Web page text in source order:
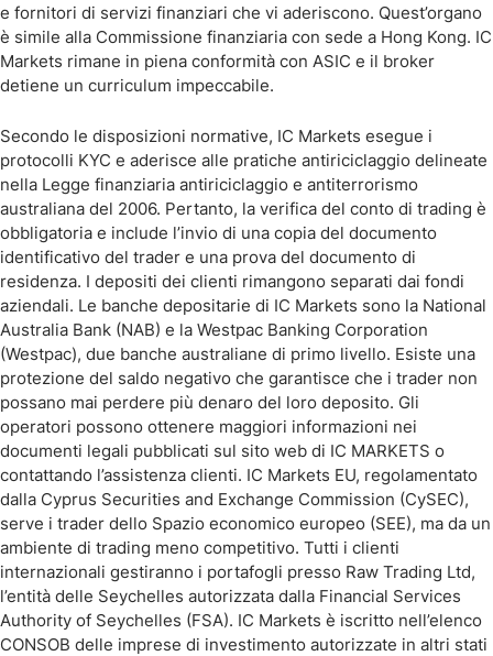
e fornitori di servizi finanziari che vi aderiscono. Quest’organo
è simile alla Commissione finanziaria con sede a Hong Kong. IC
Markets rimane in piena conformità con ASIC e il broker
detiene un curriculum impeccabile.
Secondo le disposizioni normative, IC Markets esegue i
protocolli KYC e aderisce alle pratiche antiriciclaggio delineate
nella Legge finanziaria antiriciclaggio e antiterrorismo
australiana del 2006. Pertanto, la verifica del conto di trading è
obbligatoria e include l’invio di una copia del documento
identificativo del trader e una prova del documento di
residenza. I depositi dei clienti rimangono separati dai fondi
aziendali. Le banche depositarie di IC Markets sono la National
Australia Bank (NAB) e la Westpac Banking Corporation
(Westpac), due banche australiane di primo livello. Esiste una
protezione del saldo negativo che garantisce che i trader non
possano mai perdere più denaro del loro deposito. Gli
operatori possono ottenere maggiori informazioni nei
documenti legali pubblicati sul sito web di IC MARKETS o
contattando l’assistenza clienti. IC Markets EU, regolamentato
dalla Cyprus Securities and Exchange Commission (CySEC),
serve i trader dello Spazio economico europeo (SEE), ma da un
ambiente di trading meno competitivo. Tutti i clienti
internazionali gestiranno i portafogli presso Raw Trading Ltd,
l’entità delle Seychelles autorizzata dalla Financial Services
Authority of Seychelles (FSA). IC Markets è iscritto nell’elenco
CONSOB delle imprese di investimento autorizzate in altri stati